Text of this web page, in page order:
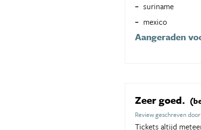
suriname
mexico
Aangeraden
Zeer goed.
Review geschreven
Tickets altijd